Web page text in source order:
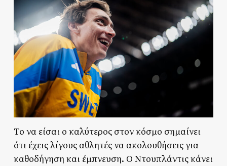
Το να είσαι ο καλύτερος στον κόσμο σημαίνει
ότι έχεις λίγους αθλητές να ακολουθήσεις για
καθοδήγηση και έμπνευση. Ο Ντουπλάντις κάνει